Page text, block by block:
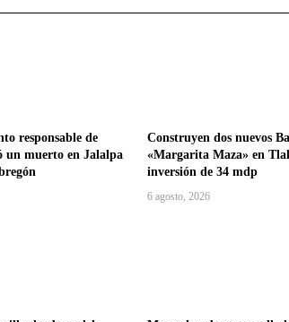
responsable de
un muerto en Jalalpa
Construyen dos nuevos
«Margarita Maza» en
inversión de 34 mdp
6 agosto, 2026